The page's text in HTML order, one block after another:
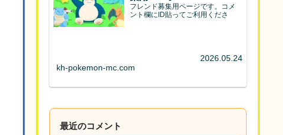
フレンド募集用ページです。コメ
ント欄にID貼ってご利用くださ
kh-pokemon-mc.com
2026.05.24
最近のコメント